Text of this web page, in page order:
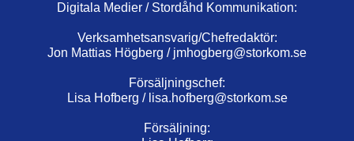
Digitala Medier / Stordåhd Kommunikation:
Verksamhetsansvarig/Chefredaktör:
Jon Mattias Högberg / jmhogberg@storkom.se
Försäljningschef:
Lisa Hofberg / lisa.hofberg@storkom.se
Försäljning: